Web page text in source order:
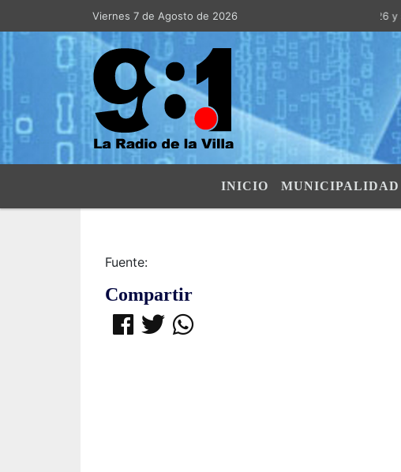
Viernes 7 de Agosto de 2026Hoy es Viernes 7 de Agosto de 2026 y
INICIO
Fuente:
Compartir